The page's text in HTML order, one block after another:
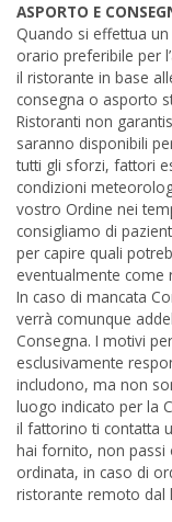
ASPORTO E
Quando si effettua
orario preferibile per
il ristorante in base
consegna o asporto
Ristoranti non
saranno disponibili
tutti gli sforzi, fattori
condizioni
vostro Ordine nei
consigliamo di
per capire quali
eventualmente come
In caso di mancata
verrà comunque
Consegna. I motivi
esclusivamente
includono, ma non
luogo indicato per la
il fattorino ti contatta
hai fornito, non passi
ordinata, in caso di
ristorante remoto dal